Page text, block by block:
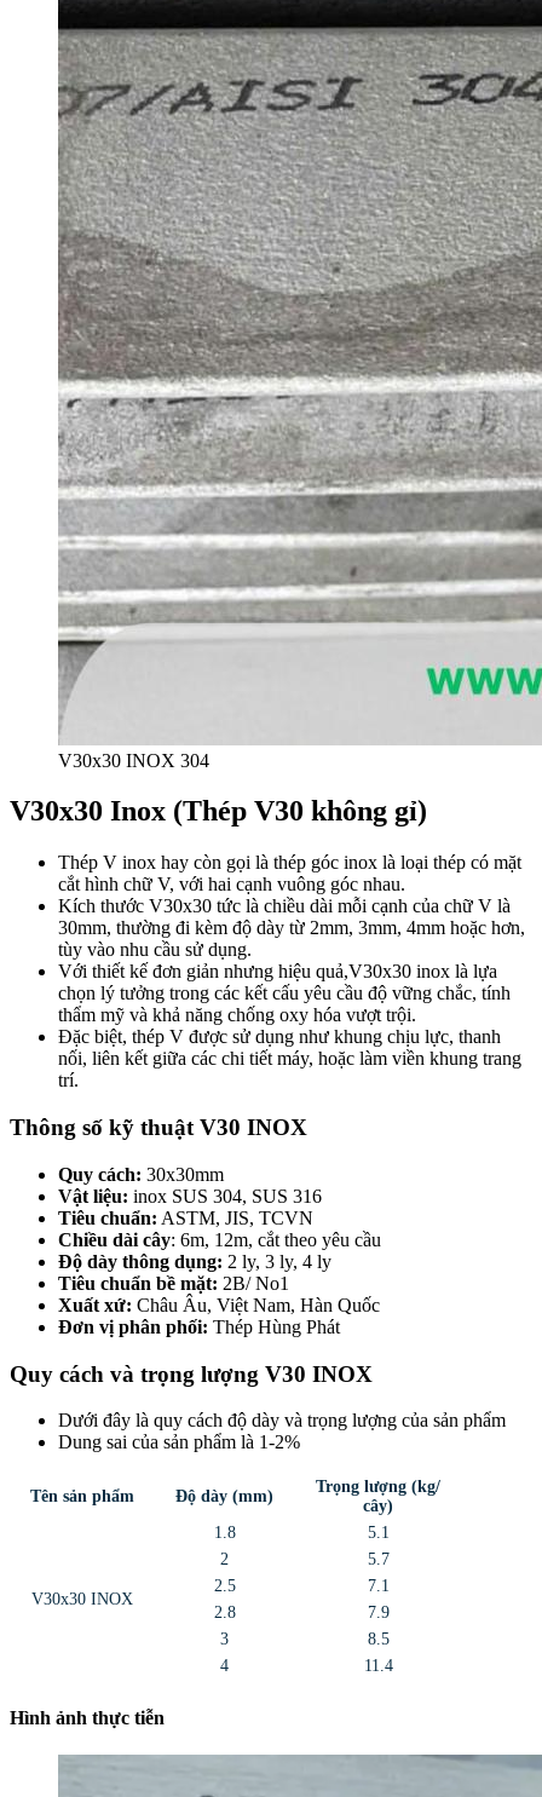
V30x30 INOX 304
V30x30 Inox (Thép V30 không gỉ)
Thép V inox hay còn gọi là thép góc inox là loại thép có mặt
cắt hình chữ V, với hai cạnh vuông góc nhau.
Kích thước V30x30 tức là chiều dài mỗi cạnh của chữ V là
30mm, thường đi kèm độ dày từ 2mm, 3mm, 4mm hoặc hơn,
tùy vào nhu cầu sử dụng.
Với thiết kế đơn giản nhưng hiệu quả,V30x30 inox là lựa
chọn lý tưởng trong các kết cấu yêu cầu độ vững chắc, tính
thẩm mỹ và khả năng chống oxy hóa vượt trội.
Đặc biệt, thép V được sử dụng như khung chịu lực, thanh
nối, liên kết giữa các chi tiết máy, hoặc làm viền khung trang
trí.
Thông số kỹ thuật V30 INOX
Quy cách: 30x30mm
Vật liệu: inox SUS 304, SUS 316
Tiêu chuẩn: ASTM, JIS, TCVN
Chiều dài cây: 6m, 12m, cắt theo yêu cầu
Độ dày thông dụng: 2 ly, 3 ly, 4 ly
Tiêu chuẩn bề mặt: 2B/ No1
Xuất xứ: Châu Âu, Việt Nam, Hàn Quốc
Đơn vị phân phối: Thép Hùng Phát
Quy cách và trọng lượng V30 INOX
Dưới đây là quy cách độ dày và trọng lượng của sản phẩm
Dung sai của sản phẩm là 1-2%
Tên sản phẩm Độ dày (mm)
Trọng lượng (kg/
cây)
V30x30 INOX
1.8
5.1
2
5.7
2.5
7.1
2.8
7.9
3
8.5
4
11.4
Hình ảnh thực tiễn